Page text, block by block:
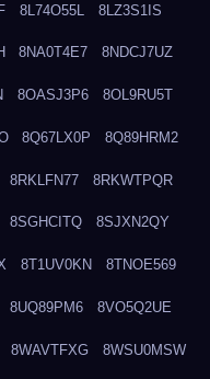
8L74O55L 8LZ3S1IS
8NA0T4E7 8NDCJ7UZ
8OASJ3P6 8OL9RU5T
8Q67LX0P 8Q89HRM2
8RKLFN77 8RKWTPQR
8SGHCITQ 8SJXN2QY
8T1UV0KN 8TNOE569
8UQ89PM6 8VO5Q2UE
8WAVTFXG 8WSU0MSW